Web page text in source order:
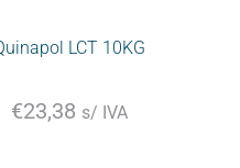
LCT 10KG
€23,38 s/ IVA